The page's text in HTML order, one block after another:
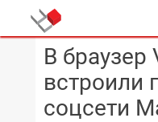
В браузер
встроили
соцсети